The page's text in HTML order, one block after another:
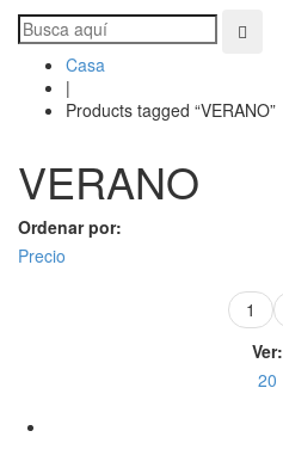
Casa
|
Products tagged “VERANO”
VERANO
Ordenar por:
Precio
1
Ver:
20